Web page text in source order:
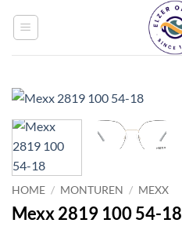
naar
HOME / MONTUREN / MEXX
Mexx 2819 100 54-18